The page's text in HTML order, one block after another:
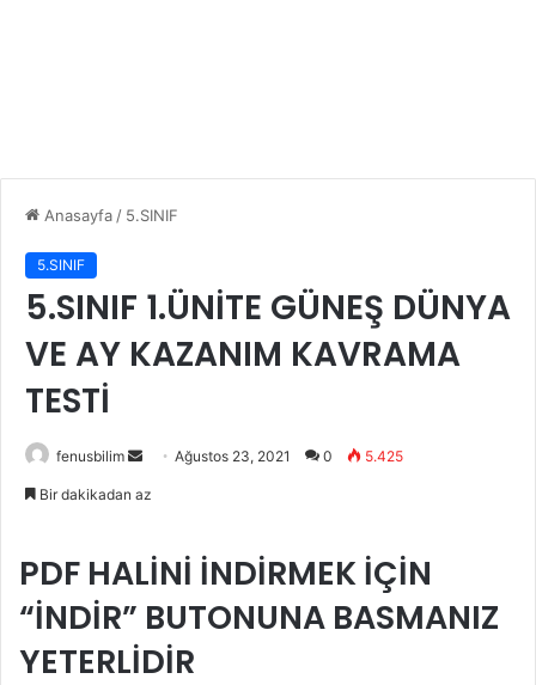
Anasayfa / 5.SINIF
5.SINIF
5.SINIF 1.ÜNİTE GÜNEŞ DÜNYA
VE AY KAZANIM KAVRAMA
TESTİ
fenusbilim
Bir
Ağustos 23, 2021 0 5.425
Bir dakikadan az
PDF HALINI INDIRMEK IÇIN
“INDIR” BUTONUNA BASMANIZ
YETERLIDIR